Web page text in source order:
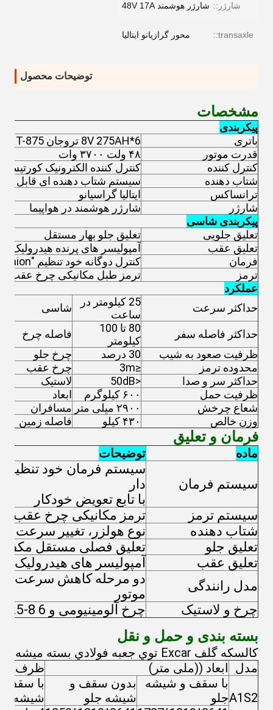
شارژر:: شارژر هوشمند 48V 17A
transaxle:: محور گرازیانو ایتالیا
توضیحات محصول
مشخصات
پیکربندی
باتری
6*8V 275AH تروجان T-875
قدرت موتور
۴۸ ولت ۳۷۰۰ وات
کنترل کننده
کنترل کننده الکترونیک کورتیس
شتاب دهنده
سیستم شتاب دهنده ای قابل
ترانساکس
ایتالیا گراسیانو
شارژر
شارژر هوشمند در هواپیما
پیکربندی شاسی
تعلیق جلویی
تعلیق جلو بهار مستقل
تعلیق عقب
آمپولیسر های پرنده هیدرولیک
فرمان
کنترل دوگانه خود تنظیم "Rack&Pinion"
ترمز
ترمز طبل مکانیکی چرخ عقب و
عملکرد
حداکثر سرعت
25 کیلومتر در
ساعت
شاسی
حداکثر فاصله سفر
80 تا 100
کيلومتر
فاصله چرخ
ظرفیت صعود به شیب
30 درصد
چرخ جلو
محدوده ترمز
≤3m
چرخ عقب
حداکثر سر و صدا
<50dB
لاستیک
ظرفیت حمل
۶۰۰ کیلوگرم
ابعاد
شعاع چرخش
۲۹۰۰ میلی متر
مسافران
وزن خالص
۴۳۰ کیلو فاصله زمین
فرمان و تعلیق
ماده توضیحات
سیستم فرمان
سیستم فرمان خود تنظیم
دار
با تابع تعویض خودکار
سیستم ترمز
ترمز مکانیکی چرخ عقب
شتاب دهنده
نوع هولزر، تغییر سرعت
تعلیق جلو
تعلیق فصلی مستقل
تعلیق عقب
آمپولیسر های هیدرولیک
مدل رانندگی
دو مرحله کاهش سرعت
موتور
چرخ و لاستیک
چرخ آلومینیومی و USA Carlisle 18*8.5-8 6 لایه
بسته بندی و حمل و نقل
کالسکه گلف Excar توي جعبه فولادي بسته ميشه
مدل ابعاد ((ملی متر) ظرف 20
A1S2
با سقف و شیشه
جلو
بدون سقف و
شیشه جلو
با سقف
شیشه